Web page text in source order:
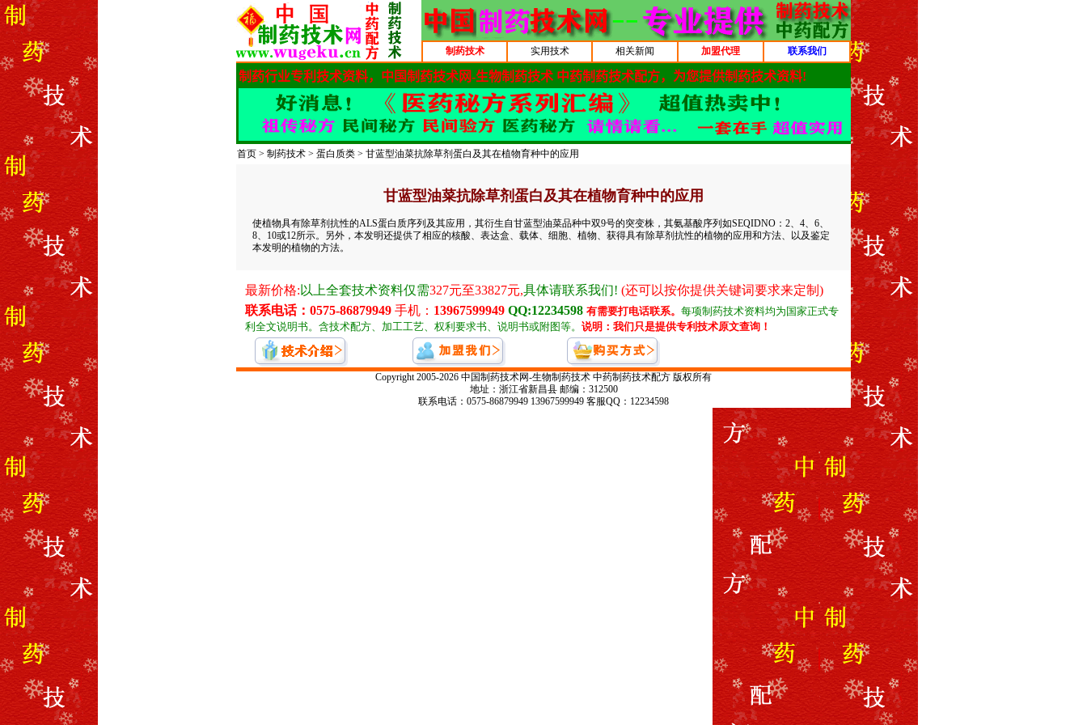
制药技术 实用技术 相关新闻 加盟代理 联系我们
首页 > 制药技术 > 蛋白质类 > 甘蓝型油菜抗除草剂蛋白及其在植物育种中的应用
甘蓝型油菜抗除草剂蛋白及其在植物育种中的应用
使植物具有除草剂抗性的ALS蛋白质序列及其应用，其衍生自甘蓝型油菜品种中双9号的突变株，其氨基酸序列如SEQIDNO：2、4、6、
8、10或12所示。另外，本发明还提供了相应的核酸、表达盒、载体、细胞、植物、获得具有除草剂抗性的植物的应用和方法、以及鉴定
本发明的植物的方法。
Copyright 2005-2026 中国制药技术网-生物制药技术 中药制药技术配方 版权所有
地址：浙江省新昌县 邮编：312500
联系电话：0575-86879949 13967599949 客服QQ：12234598